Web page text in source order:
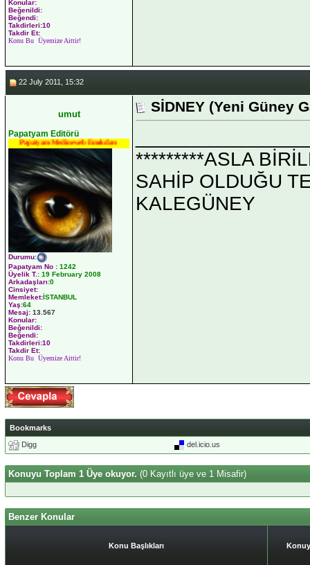
Konular:
Beğenildi:
Beğendi:
Takdirleri:10
Takdir Et:
Konu Bu Üyemize Aittir!
22 July 2011, 15:32
umut
Papatyam Editörü
Papatyam Medineweb Emekdarı
Durumu:
Papatyam No : 1242
Üyelik T.: 19 February 2008
Arkadaşları:0
Cinsiyet:
Memleket:İSTANBUL
Yaş:64
Mesaj: 13.567
Konular:
Beğenildi:
Beğendi:
Takdirleri:10
Takdir Et:
Konu Bu Üyemize Aittir!
SİDNEY (Yeni Güney
*********ASLA
SAHİP OLDUĞU
KALEGÜNEY
Bookmarks
Digg
del.icio.us
Konuyu Toplam 1 Üye okuyor. (0 Kayıtlı üye ve 1 Misafir)
Benzer Konular
Konu Başlıkları